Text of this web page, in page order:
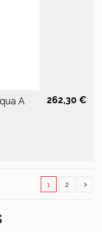
A
262,30 €
1 2